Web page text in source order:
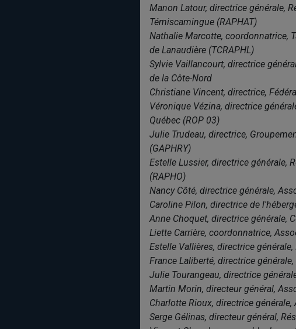
Manon Latour, directrice générale,
Témiscamingue (RAPHAT)
Nathalie Marcotte, coordonnatrice,
de Lanaudière (TCRAPHL)
Sylvie Vaillancourt, directrice
de la Côte-Nord
Christiane Vincent, directrice,
Véronique Vézina, directrice
Québec (ROP 03)
Julie Trudeau, directrice,
(GAPHRY)
Estelle Lussier, directrice générale,
(RAPHO)
Nancy Côté, directrice générale,
Caroline Pilon, directrice de
Anne Choquet, directrice générale,
Liette Carrière, coordonnatrice,
Estelle Vallières, directrice
France Laliberté, directrice
Julie Tourangeau, directrice
Martin Morin, directeur général,
Charlotte Rioux, directrice générale,
Serge Gélinas, directeur général,